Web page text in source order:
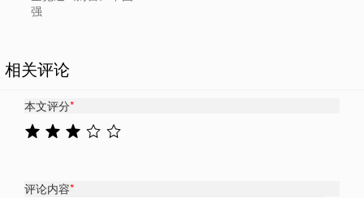
强
相关评论
本文评分*
评论内容*